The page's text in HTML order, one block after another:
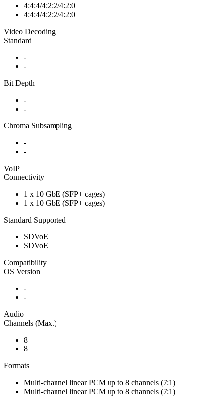
4:4:4/4:2:2/4:2:0
4:4:4/4:2:2/4:2:0
Video Decoding
Standard
-
-
Bit Depth
-
-
Chroma Subsampling
-
-
VoIP
Connectivity
1 x 10 GbE (SFP+ cages)
1 x 10 GbE (SFP+ cages)
Standard Supported
SDVoE
SDVoE
Compatibility
OS Version
-
-
Audio
Channels (Max.)
8
8
Formats
Multi-channel linear PCM up to 8 channels (7:1)
Multi-channel linear PCM up to 8 channels (7:1)